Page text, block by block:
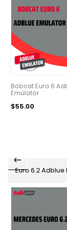
Bobcat Euro 6
Emülatör
$55.00